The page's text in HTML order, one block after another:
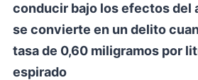
conducir bajo los efectos del
se convierte en un delito
tasa de 0,60 miligramos por
espirado